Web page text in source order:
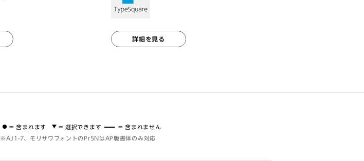
詳細を見る
= 含まれます = 選択できます
= 含まれません
※AJ1-7、モリサワフォントのPr5NはAP版書体のみ対応